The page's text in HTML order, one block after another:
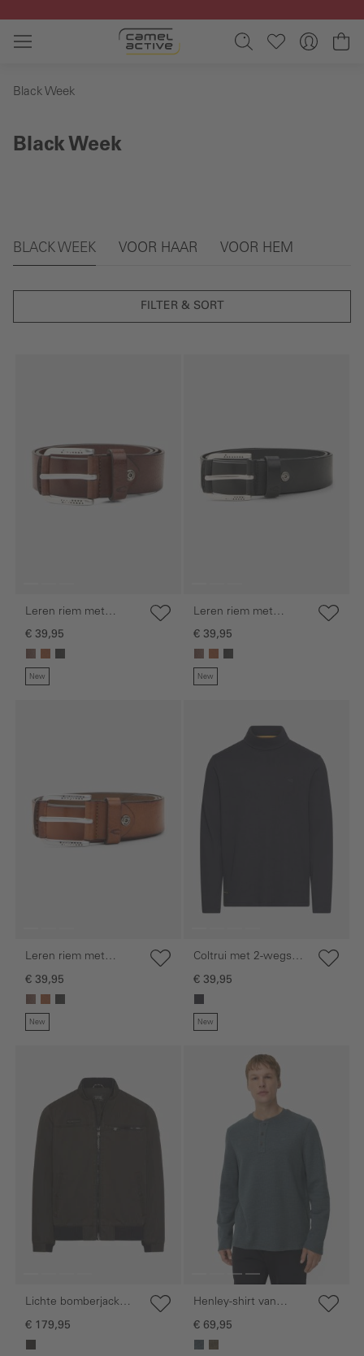
Ga naar de hoofdinhoud
Black Week
Black Week
Galerie overslaan
BLACK WEEK VOOR HAAR VOOR HEM
FILTER & SORT
Leren riem met
verstelbare details
€ 39,95
New
Leren riem met
verstelbare details
€ 39,95
New
Leren riem met
verstelbare details
€ 39,95
New
Coltrui met 2-wegs
stretch
€ 39,95
New
Lichte bomberjack
met gebreide boord
€ 179,95
Galerie overslaan
Henley-shirt van
biologisch katoen
€ 69,95